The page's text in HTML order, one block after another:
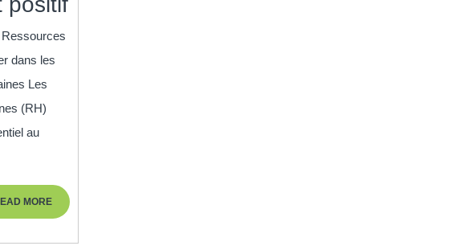
Humaines
pour
un
dans les
Les
(RH)
au
MOREREAD
MORE